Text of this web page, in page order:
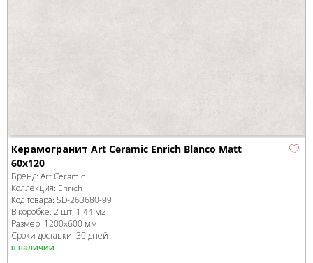
Керамогранит Art Ceramic Enrich Blanco Matt
60x120
Бренд: Art Ceramic
Коллекция: Enrich
Код товара: SD-263680-99
В коробке: 2 шт, 1.44 м2
Размер: 1200x600 мм
Сроки доставки: 30 дней
в наличии